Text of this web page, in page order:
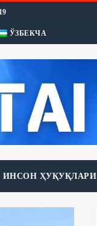
ЎЗБЕКЧА
ИНСОН ҲУҚУҚЛАРИ